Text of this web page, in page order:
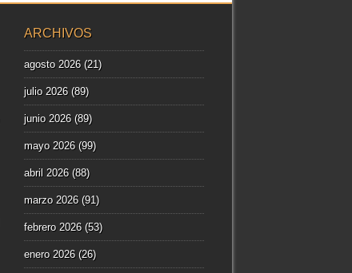
ARCHIVOS
agosto 2026(21)
julio 2026(89)
junio 2026(89)
mayo 2026(99)
abril 2026(88)
marzo 2026(91)
febrero 2026(53)
enero 2026(26)